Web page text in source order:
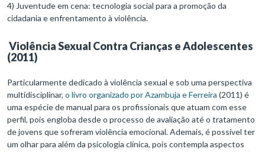
4) Juventude em cena: tecnologia social para a promoção da
cidadania e enfrentamento à violência.
Violência Sexual Contra Crianças e Adolescentes
(2011)
Particularmente dedicado à violência sexual e sob uma perspectiva
multidisciplinar, o livro organizado por Azambuja e Ferreira (2011) é
uma espécie de manual para os profissionais que atuam com esse
perfil, pois engloba desde o processo de avaliação até o tratamento
de jovens que sofreram violência emocional. Ademais, é possível ter
um olhar para além da psicologia clínica, pois contempla aspectos